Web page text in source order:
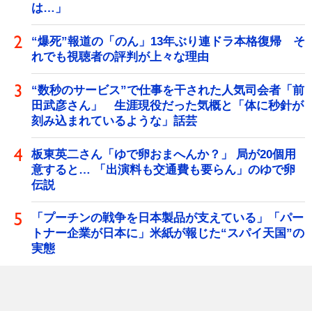
は…」
“爆死”報道の「のん」13年ぶり連ドラ本格復帰 そ
れでも視聴者の評判が上々な理由
“数秒のサービス”で仕事を干された人気司会者「前
田武彦さん」 生涯現役だった気概と「体に秒針が
刻み込まれているような」話芸
板東英二さん「ゆで卵おまへんか？」 局が20個用
意すると… 「出演料も交通費も要らん」のゆで卵
伝説
「プーチンの戦争を日本製品が支えている」「パー
トナー企業が日本に」米紙が報じた“スパイ天国”の
実態